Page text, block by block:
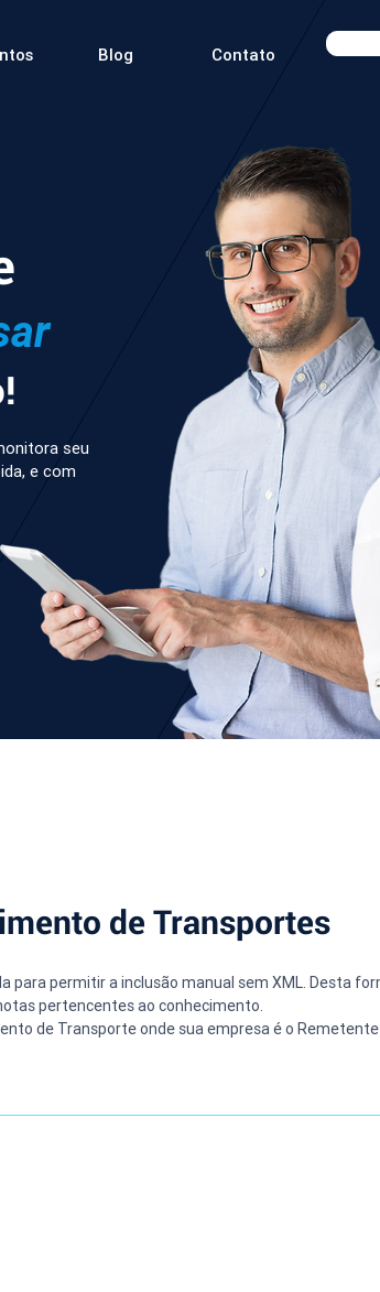
Blog Contato
seu
e com
de Transportes
permitir a inclusão manual sem XML. Desta
pertencentes ao conhecimento.
de Transporte onde sua empresa é o